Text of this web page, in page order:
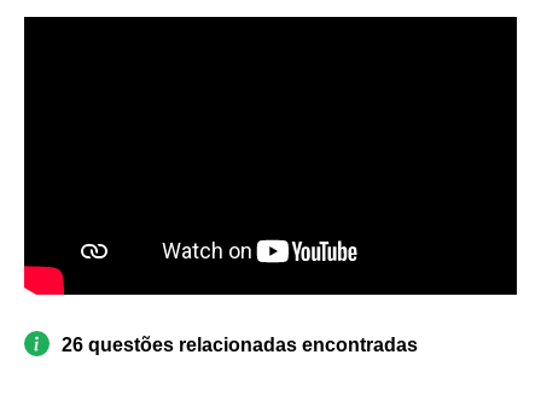
26 questões relacionadas encontradas